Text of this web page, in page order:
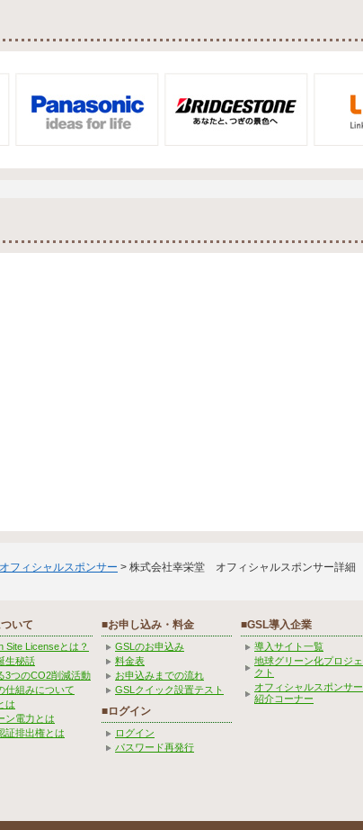
フィシャルスポンサー > 株式会社幸栄堂 オフィシャルスポンサー詳細
いて
Site Licenseとは？
生秘話
3つのCO2削減活動
仕組みについて
は
ン電力とは
証排出権とは
■お申し込み・料金
GSLのお申込み
料金表
お申込みまでの流れ
GSLクイック設置テスト
■ログイン
ログイン
パスワード再発行
■GSL導入企業
導入サイト一覧
地球グリーン化プロジェ
クト
オフィシャルスポンサー
紹介コーナー